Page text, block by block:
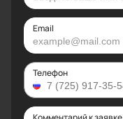
Email
Телефон